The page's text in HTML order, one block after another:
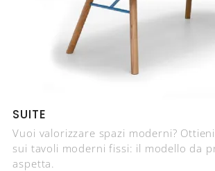
SUITE
Vuoi valorizzare spazi moderni?
sui tavoli moderni fissi: il modello da
aspetta.